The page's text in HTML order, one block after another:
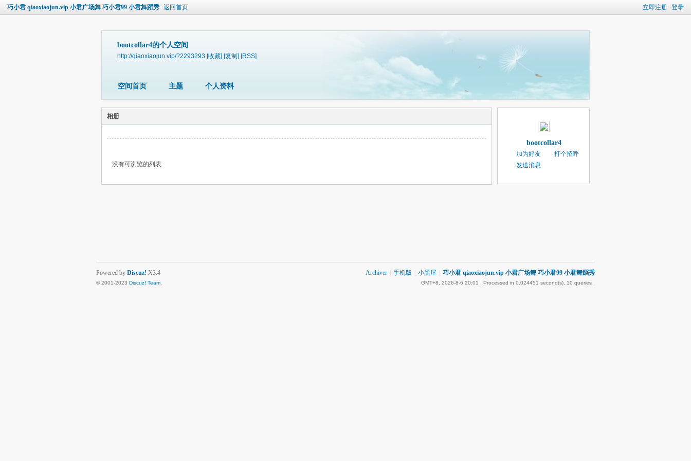
立即注册 登录
巧小君 qiaoxiaojun.vip 小君广场舞 巧小君99 小君舞蹈秀 返回首页
bootcollar4的个人空间
http://qiaoxiaojun.vip/?2293293 [收藏] [复制] [RSS]
空间首页 主题 个人资料
相册
没有可浏览的列表
bootcollar4
加为好友
打个招呼
发送消息
Archiver 手机版 小黑屋 巧小君 qiaoxiaojun.vip 小君广场舞 巧小君99 小君舞蹈秀
GMT+8, 2026-8-6 20:01 , Processed in 0.024451 second(s), 10 queries .
Powered by Discuz! X3.4
© 2001-2023 Discuz! Team